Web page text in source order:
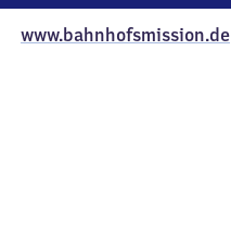
www.bahnhofsmission.de